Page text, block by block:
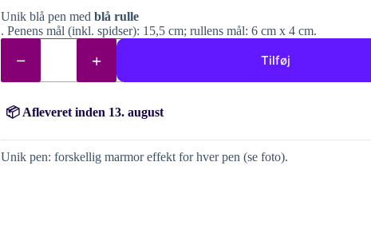
$11.41.
$7.95.
Unik blå pen med blå rulle
. Penens mål (inkl. spidser): 15,5 cm; rullens mål: 6 cm x 4 cm.
Pen
med
rulle
diamantmaling
udskiftningsspidser)
antal
Tilføj
📦 Afleveret inden 13. august
Unik pen: forskellig marmor effekt for hver pen (se foto).